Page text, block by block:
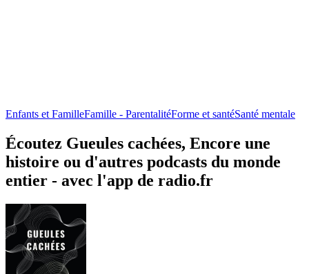
Enfants et FamilleFamille - ParentalitéForme et santéSanté mentale
Écoutez Gueules cachées, Encore une
histoire ou d'autres podcasts du monde
entier - avec l'app de radio.fr